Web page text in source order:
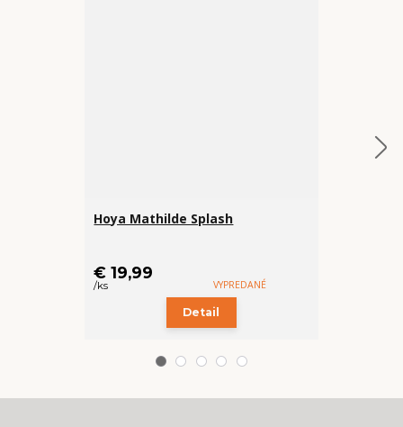
Hoya Mathilde Splash
€ 19,99
/ks VYPREDANÉ
Detail